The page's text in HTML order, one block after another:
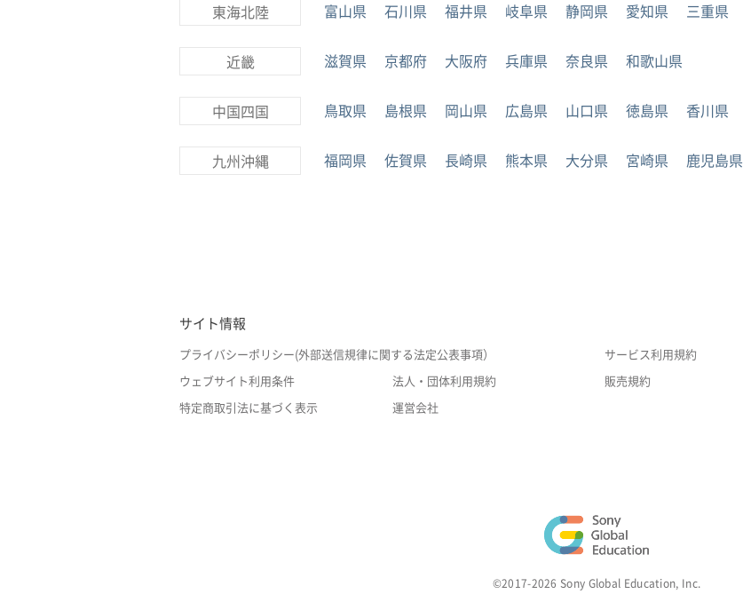
東海北陸 富山県 石川県 福井県 岐阜県 静岡県 愛知県 三重県
近畿 滋賀県 京都府 大阪府 兵庫県 奈良県 和歌山県
中国四国 鳥取県 島根県 岡山県 広島県 山口県 徳島県 香川県
九州沖縄 福岡県 佐賀県 長崎県 熊本県 大分県 宮崎県 鹿児島県
サイト情報
プライバシーポリシー(外部送信規律に関する法定公表事項） サービス利用規約
ウェブサイト利用条件 法人・団体利用規約 販売規約
特定商取引法に基づく表示 運営会社
©2017-2026 Sony Global Education, Inc.